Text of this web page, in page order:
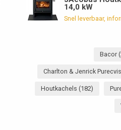
14,0 kW
Snel leverbaar,
Bacor
Charlton & Jenrick
Houtkachels (182)